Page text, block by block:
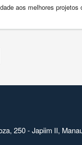
aos melhores projetos
250 - Japiim II,